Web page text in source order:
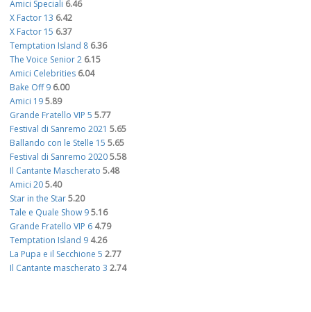
Amici Speciali 6.46
X Factor 13 6.42
X Factor 15 6.37
Temptation Island 8 6.36
The Voice Senior 2 6.15
Amici Celebrities 6.04
Bake Off 9 6.00
Amici 195.89
Grande Fratello VIP 5 5.77
Festival di Sanremo 2021 5.65
Ballando con le Stelle 15 5.65
Festival di Sanremo 20205.58
Il Cantante Mascherato 5.48
Amici 205.40
Star in the Star5.20
Tale e Quale Show 95.16
Grande Fratello VIP 6 4.79
Temptation Island 9 4.26
La Pupa e il Secchione 5 2.77
Il Cantante mascherato 3 2.74